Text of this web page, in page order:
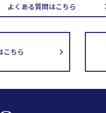
よくある質問はこちら
こちら